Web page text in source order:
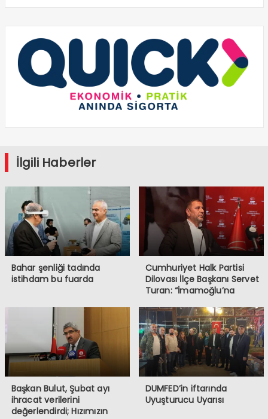
İlgili Haberler
Bahar şenliği tadında
istihdam bu fuarda
Cumhuriyet Halk Partisi
Dilovası İlçe Başkanı Servet
Turan: “İmamoğlu’na
Halkın İradesine
Müdahaledir”
Başkan Bulut, Şubat ayı
ihracat verilerini
değerlendirdi; Hızımızın
DUMFED’in iftarında
Uyuşturucu Uyarısı